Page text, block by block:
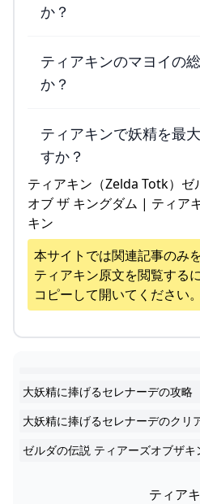
か？
ティアキンのマヨイの
か？
ティアキンで妖精を最
すか？
ティアキン（Zelda Totk）ゼ
オブ ザ キングダム | ティア
キン
本サイトでは関連記事のみ
ティアキン原文を閲覧する
コピーして開いてください。
大妖精に捧げるセレナーデの攻略
大妖精に捧げるセレナーデのクリ
ティア